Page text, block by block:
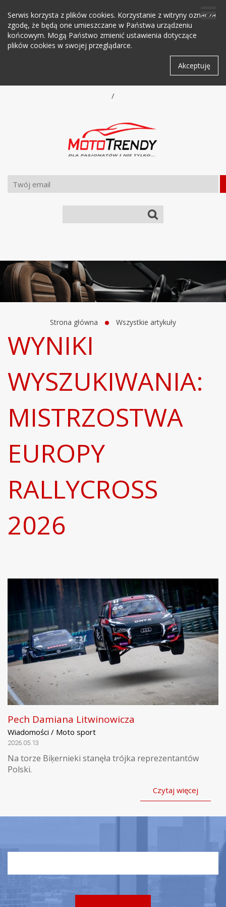
Serwis korzysta z plików cookies. Korzystanie z witryny oznacza
zgodę, że będą one umieszczane w Państwa urządzeniu
końcowym. Mogą Państwo zmienić ustawienia dotyczące
plików cookies w swojej przeglądarce.
Akceptuję
/
Strona główna Wszystkie artykuły
WYNIKI
WYSZUKIWANIA:
MISTRZOSTWA
EUROPY
RALLYCROSS
2026
Pech Damiana Litwinowicza
Wiadomości / Moto sport
2026.05.13
Na torze Biķernieki stanęła trójka reprezentantów
Polski.
Czytaj więcej